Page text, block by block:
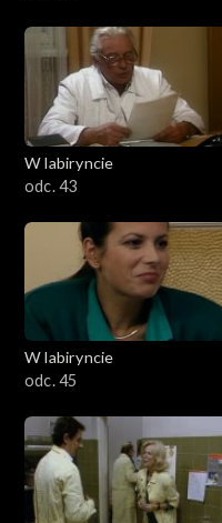
W labiryncie
odc. 43
W labiryncie
odc. 45